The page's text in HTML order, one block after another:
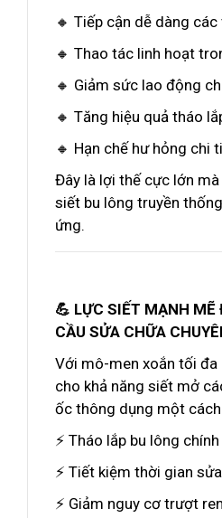
🔸 Tiếp cận dễ dàng
🔸 Thao tác linh hoạt
🔸 Giảm sức lao động
🔸 Tăng hiệu quả tháo
🔸 Hạn chế hư hỏng chi
Đây là lợi thế cực lớn
siết bu lông truyền
ứng.
💪 LỰC SIẾT MẠNH MẼ
CẦU SỬA CHỮA
Với mô-men xoắn tối đa
cho khả năng siết mở
ốc thông dụng một
⚡ Tháo lắp bu lông
⚡ Tiết kiệm thời gian
⚡ Giảm nguy cơ trượt ren